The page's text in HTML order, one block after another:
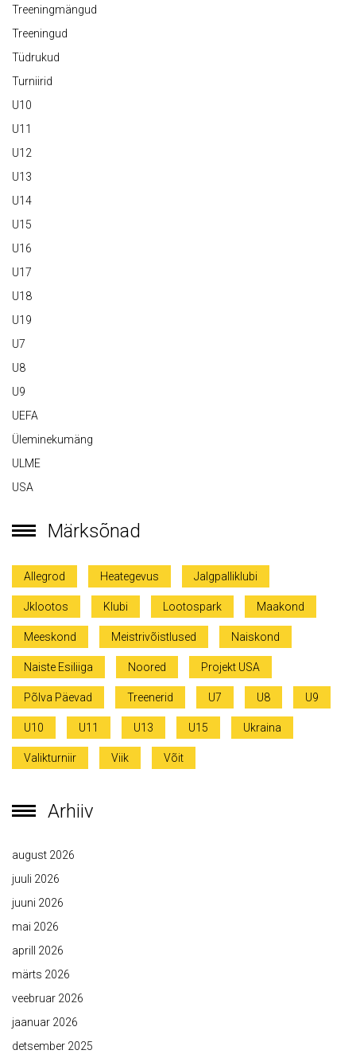
Treeningmängud
Treeningud
Tüdrukud
Turniirid
U10
U11
U12
U13
U14
U15
U16
U17
U18
U19
U7
U8
U9
UEFA
Üleminekumäng
ULME
USA
Märksõnad
Allegrod Heategevus Jalgpalliklubi
Jklootos Klubi Lootospark Maakond
Meeskond Meistrivõistlused Naiskond
Naiste Esiliiga Noored Projekt USA
Põlva Päevad Treenerid U7 U8 U9
U10 U11 U13 U15 Ukraina
Valikturniir Viik Võit
Arhiiv
august 2026
juuli 2026
juuni 2026
mai 2026
aprill 2026
märts 2026
veebruar 2026
jaanuar 2026
detsember 2025